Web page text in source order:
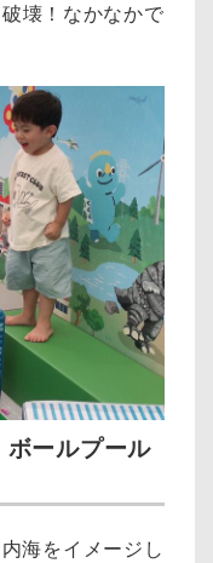
壊！なかなかで
ールプール
海をイメージし